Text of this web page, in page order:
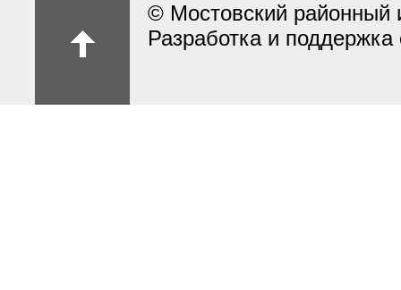
© Мостовский районный
Разработка и поддержка